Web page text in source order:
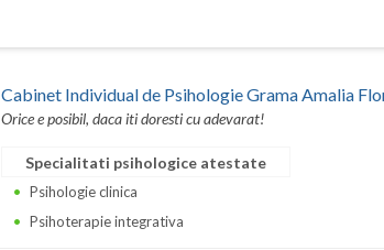
Cabinet Individual de Psihologie Grama Amalia
Orice e posibil, daca iti doresti cu adevarat!
Specialitati psihologice atestate
Psihologie clinica
Psihoterapie integrativa